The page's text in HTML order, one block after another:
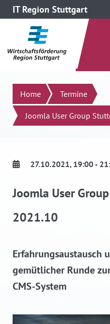
IT Region Stuttgart
direkt zum Inhalt dieser Seite
direkt zum Menü springen
Suchen
Home Termine
Joomla User Group
27.10.2021, 19:00 -
Joomla User
2021.10
Erfahrungsaustausch
gemütlicher Runde
CMS-System